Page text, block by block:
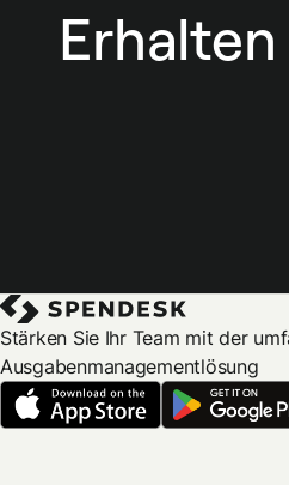
Stärken Sie Ihr Team mit der
Ausgabenmanagementlösung